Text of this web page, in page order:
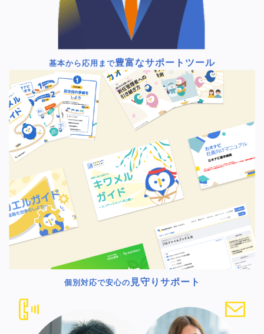
基本から応用まで豊富なサポートツール
個別対応で安心の 見守りサポート